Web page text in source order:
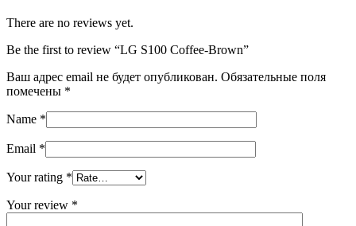
There are no reviews yet.
Be the first to review “LG S100 Coffee-Brown”
Ваш адрес email не будет опубликован. Обязательные поля
помечены *
Name *
Email *
Your rating *
Your review *